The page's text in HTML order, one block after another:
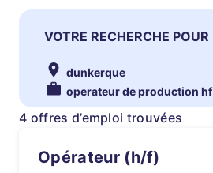
VOTRE RECHERCHE POUR
dunkerque
operateur de production hf
4 offres d’emploi trouvées
Opérateur (h/f)